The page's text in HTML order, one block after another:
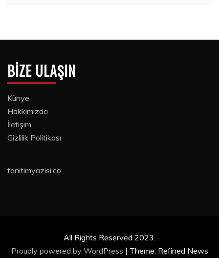
BIZE ULAŞIN
Künye
Hakkımızda
İletişim
Gizlilik Politikası
tanitimyazisi.co
All Rights Reserved 2023.
Proudly powered by WordPress | Theme: Refined News